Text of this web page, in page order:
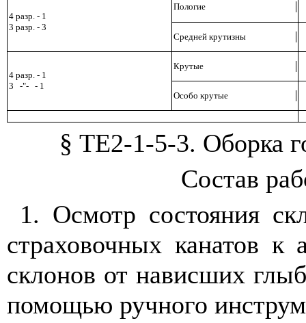
4 разр. - 1
3 разр. - 3
Пологие
Средней крутизны
4 разр. - 1
3
-"- - 1
Крутые
Особо крутые
§ ТЕ2-1-5-3. Оборка
Состав
1. Осмотр состояния
страховочных канатов к
склонов от нависших
помощью ручного